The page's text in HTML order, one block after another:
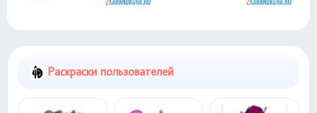
Раскраски пользователей